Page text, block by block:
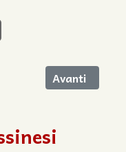
a Forte Ogliastri
Articolo
Avanti